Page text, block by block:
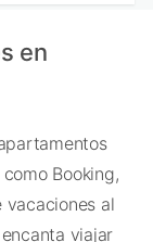
en
Booking,
al
viajar